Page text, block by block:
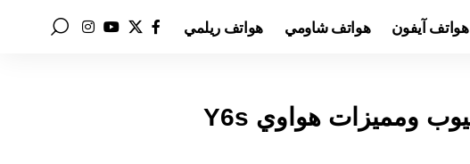
هواتف آيفون هواتف شاومي هواتف ريلمي